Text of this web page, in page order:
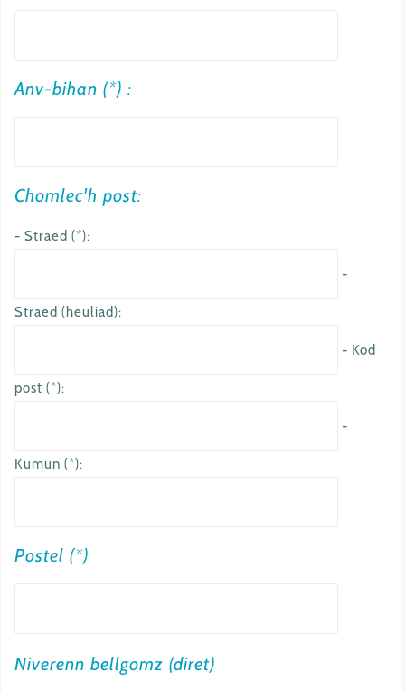
Anv-bihan (*) :
Chomlec'h post:
- Straed (*):
-
Straed (heuliad):
- Kod
post (*):
-
Kumun (*):
Postel (*)
u
Niverenn bellgomz (diret)